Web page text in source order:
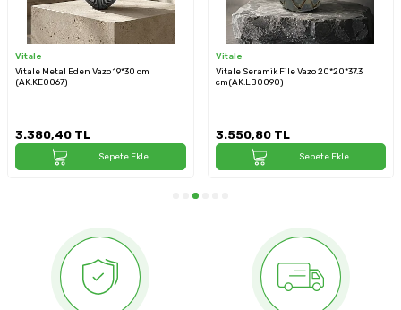
Vitale
Vitale Metal Eden Vazo 19*30 cm
(AK.KE0067)
3.380,40 TL
Sepete Ekle
Vitale
Vitale Seramik File Vazo 20*20*37.3
cm(AK.LB0090)
3.550,80TL
Sepete Ekle